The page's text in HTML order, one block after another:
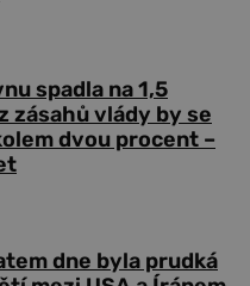
spadla na 1,5
zásahů vlády by se
dvou procent –
dne byla prudká